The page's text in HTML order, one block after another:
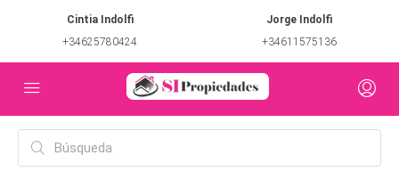
Cintia Indolfi
+34625780424
Jorge Indolfi
+34611575136